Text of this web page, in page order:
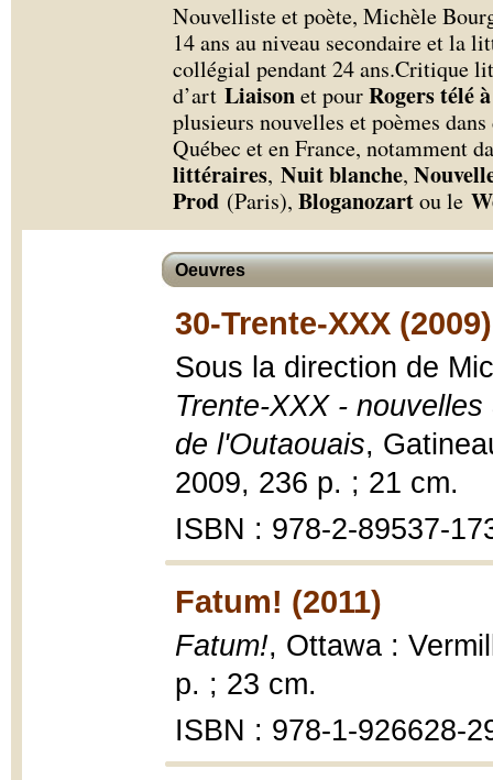
Nouvelliste et poète, Michèle
14 ans au niveau secondaire et la
collégial pendant 24 ans.Critique
d’art Liaisonet pourRogers télé
plusieurs nouvelles et poèmes
Québec et en France, notamment
littéraires, Nuit blanche,
Prod (Paris), Bloganozartou le
Oeuvres
30-Trente-XXX (2009)
Sous la direction de
Trente-XXX -
de l'Outaouais,
2009, 236 p. ; 21 cm.
ISBN : 978-2-89537-
Fatum! (2011)
Fatum!, Ottawa :
p. ; 23 cm.
ISBN : 978-1-926628-